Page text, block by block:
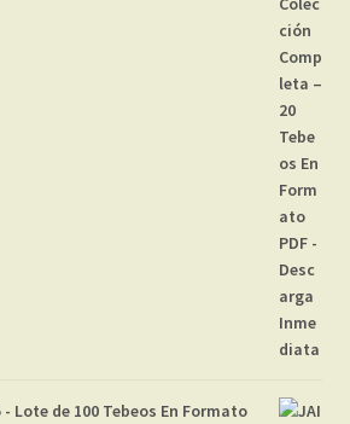
- Lote de 100 Tebeos En Formato